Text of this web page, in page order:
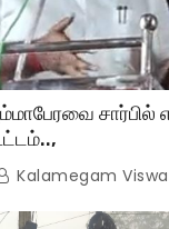
சார்பில்
Kalamegam